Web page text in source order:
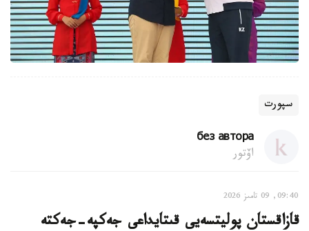
سپورت
без автора
اۆتور
09:40, 09 تامىز 2026
قازاقستان پوليتسەيى قىتايداعى جەكپە-جەكتە